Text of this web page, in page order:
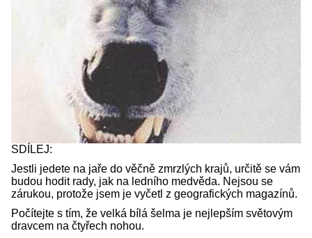
SDÍLEJ:
Jestli jedete na jaře do věčně zmrzlých krajů, určitě se vám
budou hodit rady, jak na ledního medvěda. Nejsou se
zárukou, protože jsem je vyčetl z geografických magazínů.
Počítejte s tím, že velká bílá šelma je nejlepším světovým
dravcem na čtyřech nohou.